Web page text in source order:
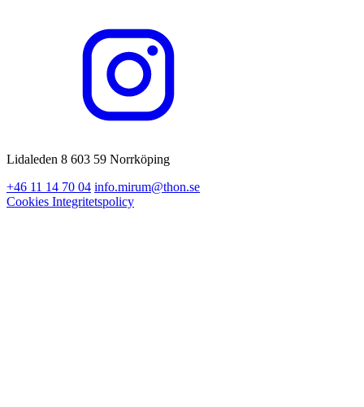
Lidaleden 8 603 59 Norrköping
+46 11 14 70 04 info.mirum@thon.se
Cookies Integritetspolicy